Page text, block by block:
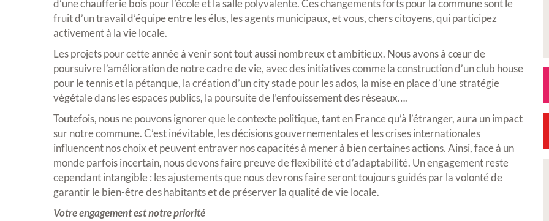
d’une chaufferie bois pour l’école et la salle polyvalente. Ces changements forts pour la commune sont le
fruit d’un travail d’équipe entre les élus, les agents municipaux, et vous, chers citoyens, qui participez
activement à la vie locale.
Les projets pour cette année à venir sont tout aussi nombreux et ambitieux. Nous avons à cœur de
poursuivre l’amélioration de notre cadre de vie, avec des initiatives comme la construction d’un club house
pour le tennis et la pétanque, la création d’un city stade pour les ados, la mise en place d’une stratégie
végétale dans les espaces publics, la poursuite de l’enfouissement des réseaux….
Toutefois, nous ne pouvons ignorer que le contexte politique, tant en France qu’à l’étranger, aura un impact
sur notre commune. C’est inévitable, les décisions gouvernementales et les crises internationales
influencent nos choix et peuvent entraver nos capacités à mener à bien certaines actions. Ainsi, face à un
monde parfois incertain, nous devons faire preuve de flexibilité et d’adaptabilité. Un engagement reste
cependant intangible : les ajustements que nous devrons faire seront toujours guidés par la volonté de
garantir le bien-être des habitants et de préserver la qualité de vie locale.
Votre engagement est notre priorité
Exposition